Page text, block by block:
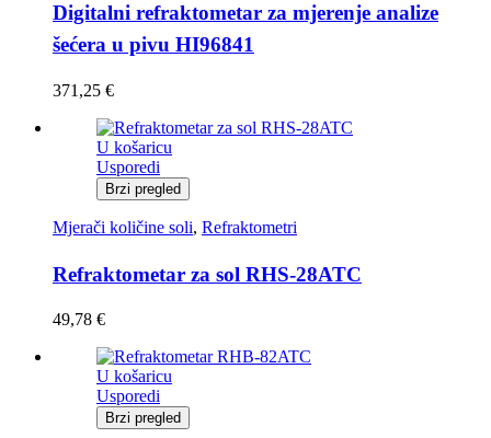
Digitalni refraktometar za mjerenje analize
šećera u pivu HI96841
371,25 €
U košaricu
Usporedi
Brzi pregled
Mjerači količine soli, Refraktometri
Refraktometar za sol RHS-28ATC
49,78 €
U košaricu
Usporedi
Brzi pregled